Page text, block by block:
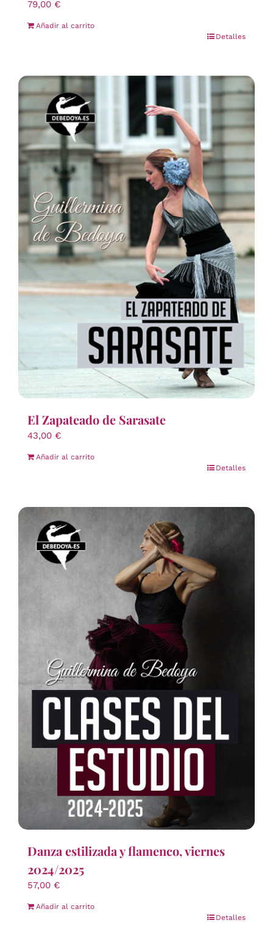
79,00 €
Añadir al carrito
Detalles
El Zapateado de Sarasate
43,00 €
Añadir al carrito
Detalles
Danza estilizada y flamenco, viernes
2024/2025
57,00 €
Añadir al carrito
Detalles